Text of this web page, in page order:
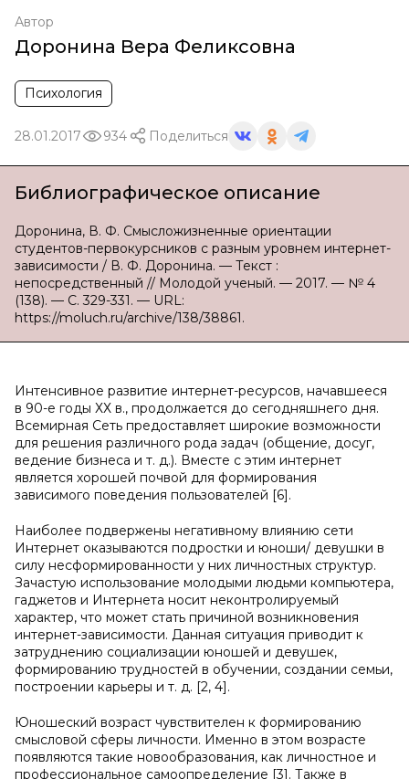
Автор
Доронина Вера Феликсовна
Психология
28.01.2017 934 Поделиться
Библиографическое описание
Доронина, В. Ф. Смысложизненные ориентации
студентов-первокурсников с разным уровнем интернет-
зависимости / В. Ф. Доронина. — Текст :
непосредственный // Молодой ученый. — 2017. — № 4
(138). — С. 329-331. — URL:
https://moluch.ru/archive/138/38861.
Интенсивное развитие интернет-ресурсов, начавшееся
в 90-е годы ХХ в., продолжается до сегодняшнего дня.
Всемирная Сеть предоставляет широкие возможности
для решения различного рода задач (общение, досуг,
ведение бизнеса и т. д.). Вместе с этим интернет
является хорошей почвой для формирования
зависимого поведения пользователей [6].
Наиболее подвержены негативному влиянию сети
Интернет оказываются подростки и юноши/ девушки в
силу несформированности у них личностных структур.
Зачастую использование молодыми людьми компьютера,
гаджетов и Интернета носит неконтролируемый
характер, что может стать причиной возникновения
интернет-зависимости. Данная ситуация приводит к
затруднению социализации юношей и девушек,
формированию трудностей в обучении, создании семьи,
построении карьеры и т. д. [2, 4].
Юношеский возраст чувствителен к формированию
смысловой сферы личности. Именно в этом возрасте
появляются такие новообразования, как личностное и
профессиональное самоопределение [3]. Также в